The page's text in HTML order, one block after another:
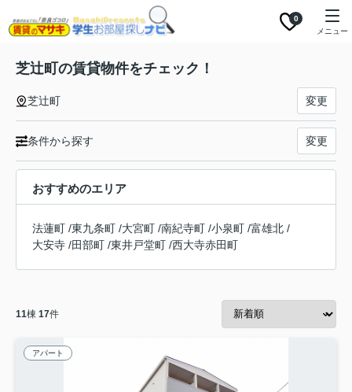
0
メニュー
芝辻町の賃貸物件をチェック！
芝辻町 変更
条件から探す 変更
おすすめのエリア
法蓮町 /東九条町 /大宮町 /南紀寺町 /小泉町 /富雄北 /
大安寺 /田部町 /東井戸堂町 /西大寺赤田町
11棟 17件
アパート